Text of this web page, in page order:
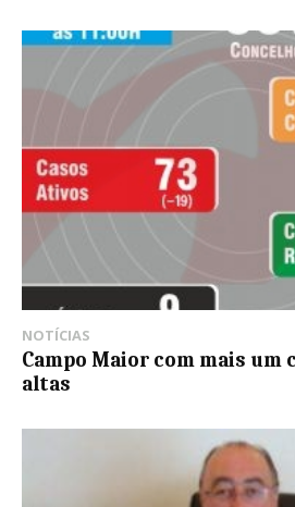
NOTÍCIAS
Campo Maior com mais um
altas